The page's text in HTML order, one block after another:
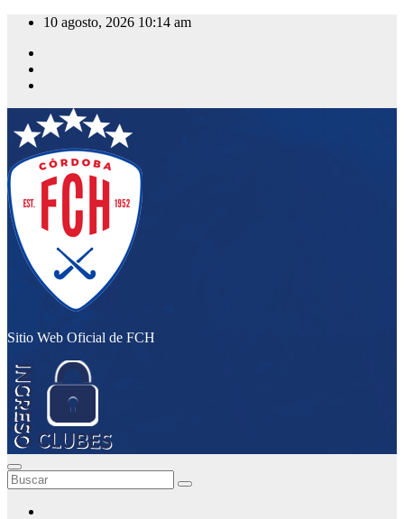
Saltar
contenido
10 agosto, 2026 10:14 am
Sitio Web Oficial de FCH